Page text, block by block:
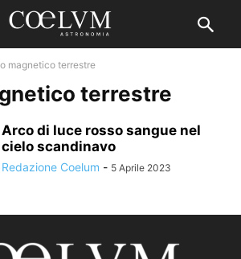
magnetico terrestre
terrestre
Arco di luce rosso sangue nel
cielo scandinavo
Redazione Coelum - 5 Aprile 2023